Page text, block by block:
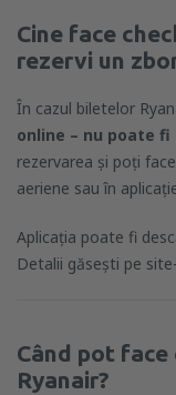
Cine face
rezervi un
În cazul biletelor
online – nu poate
rezervarea și poți
aeriene sau în
Aplicația poate fi
Detalii găsești pe
Când pot
Ryanair?